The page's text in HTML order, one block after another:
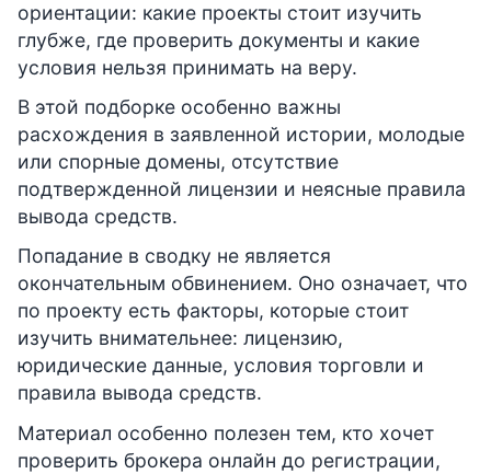
ориентации: какие проекты стоит изучить
глубже, где проверить документы и какие
условия нельзя принимать на веру.
В этой подборке особенно важны
расхождения в заявленной истории, молодые
или спорные домены, отсутствие
подтвержденной лицензии и неясные правила
вывода средств.
Попадание в сводку не является
окончательным обвинением. Оно означает, что
по проекту есть факторы, которые стоит
изучить внимательнее: лицензию,
юридические данные, условия торговли и
правила вывода средств.
Материал особенно полезен тем, кто хочет
проверить брокера онлайн до регистрации,